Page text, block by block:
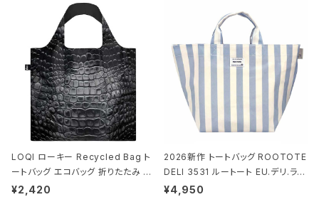
ck ジャン=ミッシェル・バスキア/クラ
ウン ブラック
LOQI ローキー Recycled Bag ト
ートバッグ エコバッグ 折りたたみ 大
きめ 撥水加工 収納ポーチ CROCO
¥2,420
2026新作 トートバッグ ROOTOTE
DELI 3531 ルートート EU.デリ.ラミ
ネート-W サックス・ホワイト
¥4,950